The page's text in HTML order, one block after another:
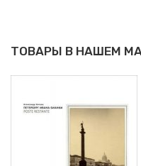
ТОВАРЫ В НАШЕМ